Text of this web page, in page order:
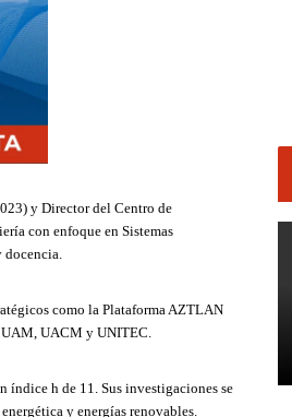
y Director del Centro de
con enfoque en Sistemas
docencia.
como la Plataforma AZTLAN
UAM, UACM y UNITEC.
índice h de 11. Sus investigaciones se
y energías renovables.